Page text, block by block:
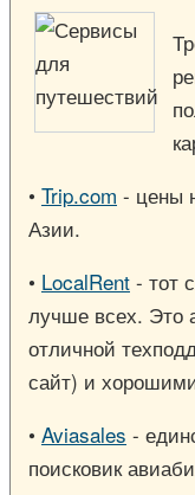
• Trip.com - цены
Азии.
• LocalRent - тот
лучше всех. Это
отличной
сайт) и
• Aviasales -
поисковик